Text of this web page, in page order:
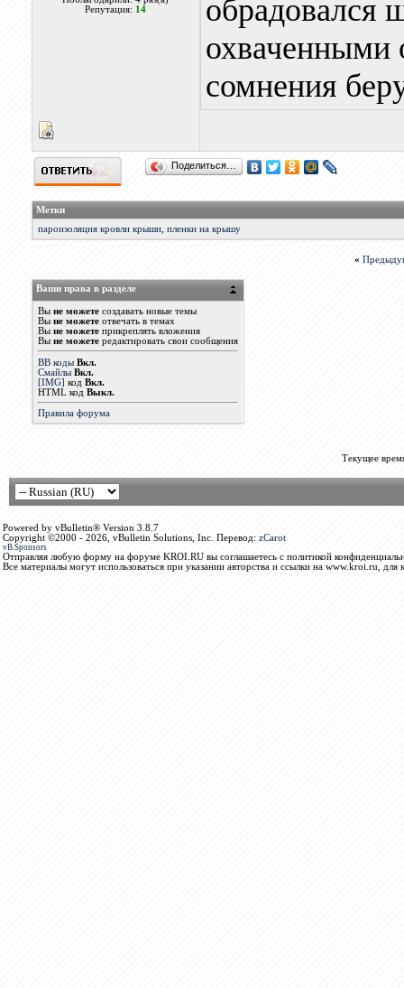
Репутация: 14
обрадовался
охваченными
сомнения
Поделиться…
Метки
пароизоляция кровли крыши, пленки на крышу
«
Ваши права в разделе
Вы не можетесоздавать новые темы
Вы не можетеотвечать в темах
Вы не можетеприкреплять вложения
Вы не можетередактировать свои сообщения
BB коды Вкл.
Смайлы Вкл.
[IMG] код Вкл.
HTML код Выкл.
Правила форума
Текущее
Powered by vBulletin® Version 3.8.7
Copyright ©2000 - 2026, vBulletin Solutions, Inc. Перевод: zCarot
vB.Sponsors
Отправляя любую форму на форуме KROI.RU вы соглашаетесь с политикой
Все материалы могут использоваться при указании авторства и ссылки на www.kroi.ru, для